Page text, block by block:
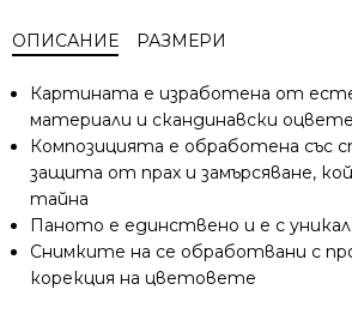
ОПИСАНИЕ РАЗМЕРИ
Картината е изработена от
материали и скандинавски
Композицията е обработена със
защита от прах и замърсяване,
тайна
Паното е единствено и е с
Снимките на се обработвани с
корекция на цветовете